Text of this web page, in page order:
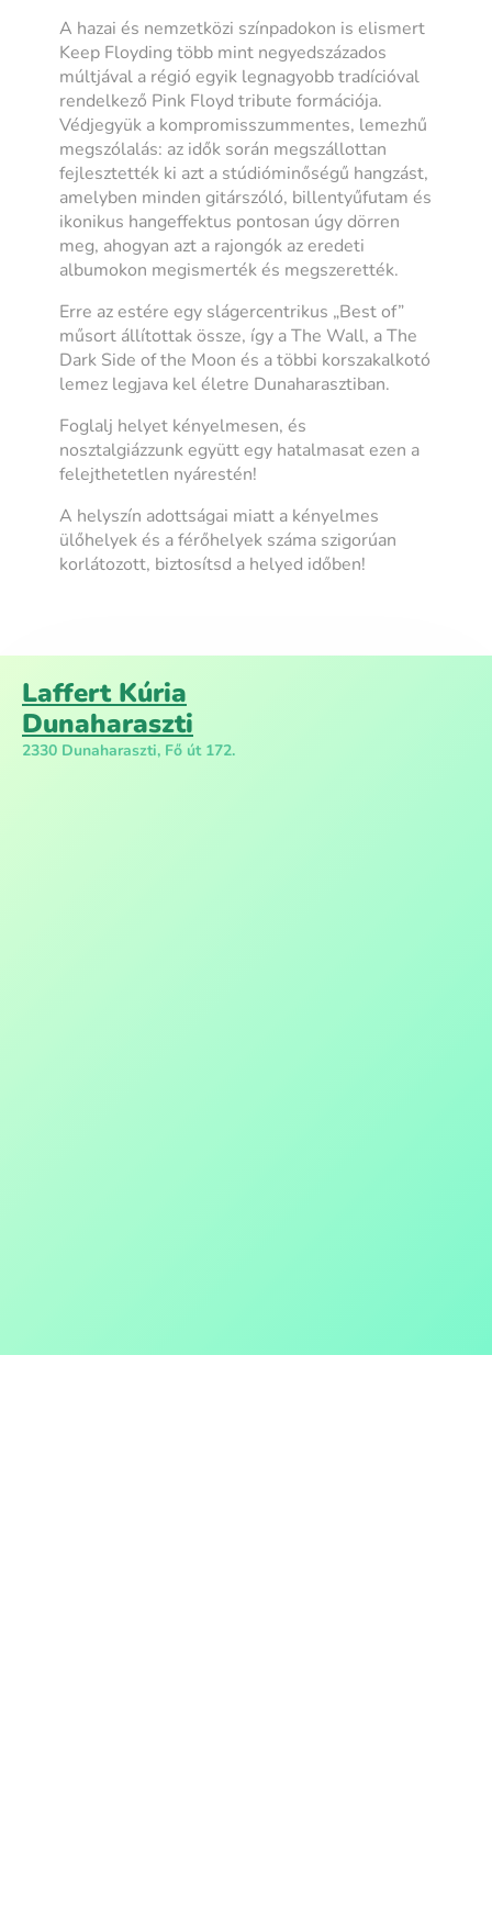
A hazai és nemzetközi színpadokon is elismert
Keep Floyding több mint negyedszázados
múltjával a régió egyik legnagyobb tradícióval
rendelkező Pink Floyd tribute formációja.
Védjegyük a kompromisszummentes, lemezhű
megszólalás: az idők során megszállottan
fejlesztették ki azt a stúdióminőségű hangzást,
amelyben minden gitárszóló, billentyűfutam és
ikonikus hangeffektus pontosan úgy dörren
meg, ahogyan azt a rajongók az eredeti
albumokon megismerték és megszerették.
Erre az estére egy slágercentrikus „Best of”
műsort állítottak össze, így a The Wall, a The
Dark Side of the Moon és a többi korszakalkotó
lemez legjava kel életre Dunaharasztiban.
Foglalj helyet kényelmesen, és
nosztalgiázzunk együtt egy hatalmasat ezen a
felejthetetlen nyárestén!
A helyszín adottságai miatt a kényelmes
ülőhelyek és a férőhelyek száma szigorúan
korlátozott, biztosítsd a helyed időben!
Laffert Kúria
Dunaharaszti
2330 Dunaharaszti, Fő út 172.